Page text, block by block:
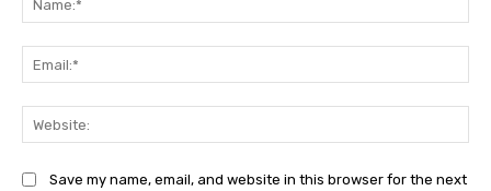
Save my name, email, and website in this browser for the next